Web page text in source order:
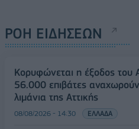
ΡΟΗ ΕΙΔΗΣΕΩΝ
Κορυφώνεται η έξοδος
56.000 επιβάτες
λιμάνια της Αττικής
08/08/2026 - 14:30 ΕΛΛΑΔΑ